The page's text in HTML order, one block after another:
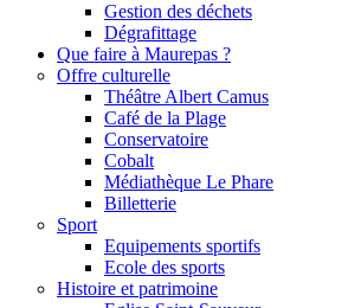
Gestion des déchets
Dégrafittage
Que faire à Maurepas ?
Offre culturelle
Théâtre Albert Camus
Café de la Plage
Conservatoire
Cobalt
Médiathèque Le Phare
Billetterie
Sport
Equipements sportifs
Ecole des sports
Histoire et patrimoine